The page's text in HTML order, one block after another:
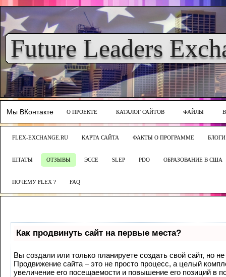
Future Leaders
Мы ВКонтакте О ПРОЕКТЕ КАТАЛОГ САЙТОВ ФАЙЛЫ
FLEX-EXCHANGE.RU КАРТА САЙТА ФАКТЫ О ПРОГРАММЕ
ШТАТЫ ОТЗЫВЫ ЭССЕ SLEP PDO ОБРАЗОВАНИЕ В США
ПОЧЕМУ FLEX ? FAQ
Как продвинуть сайт на первые места?
Вы создали или только планируете создать свой сайт, но не
Продвижение сайта – это не просто процесс, а целый
увеличение его посещаемости и повышение его позиций в